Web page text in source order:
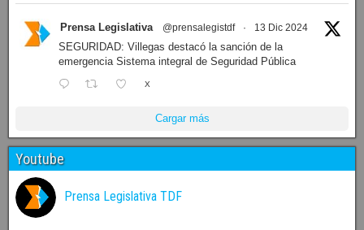
Prensa Legislativa @prensalegistdf · 13 Dic 2024
SEGURIDAD: Villegas destacó la sanción de la
emergencia Sistema integral de Seguridad Pública
X
Cargar más
Youtube
Prensa Legislativa TDF